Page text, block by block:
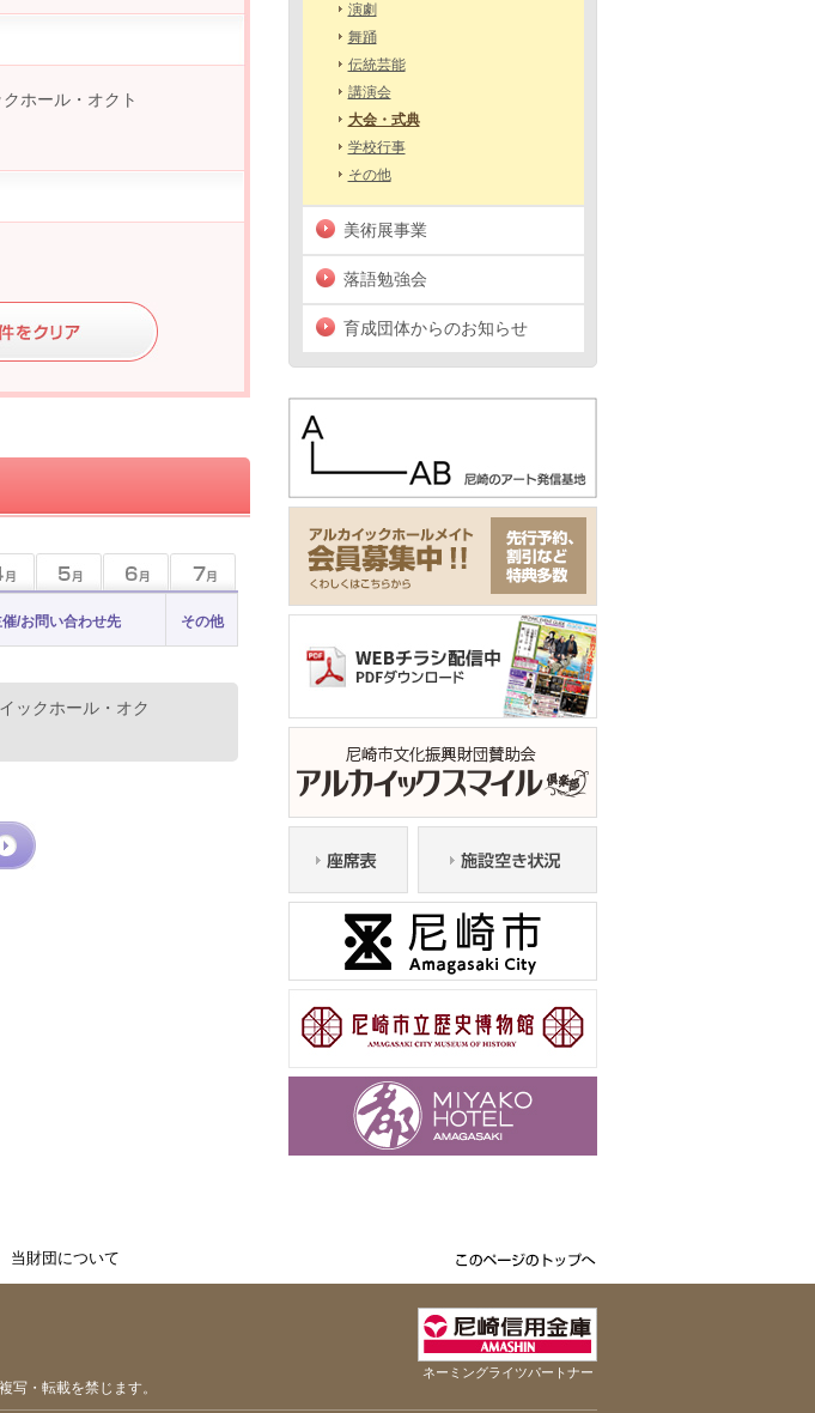
ホール・オクト
/お問い合わせ先 その他
ックホール・オク
演劇
舞踊
伝統芸能
講演会
大会・式典
学校行事
その他
美術展事業
落語勉強会
育成団体からのお知らせ
当財団について
写・転載を禁じます。
ネーミングライツパートナー